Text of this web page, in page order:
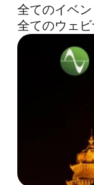
全てのイベ
全てのウェ